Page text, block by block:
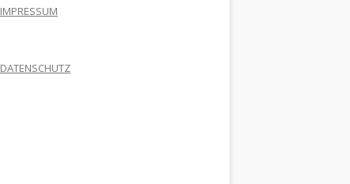
IMPRESSUM
DATENSCHUTZ